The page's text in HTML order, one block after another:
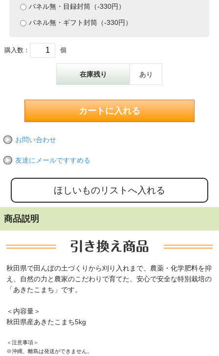
パネル無・目録封筒（-330円）
パネル無・ギフト封筒（-330円）
購入数： 個
在庫残り あり
お問い合わせ
友達にメールですすめる
商品説明
秋田県で田んぼの土づくりから刈り入れまで、農薬・化学肥料を抑
え、自然の力と農家のこだわりで育てた、安心で安全な特別栽培の
「あきたこまち」です。
＜内容量＞
秋田県産あきたこまち5kg
＜注意事項＞
※沖縄、離島は発送ができません。